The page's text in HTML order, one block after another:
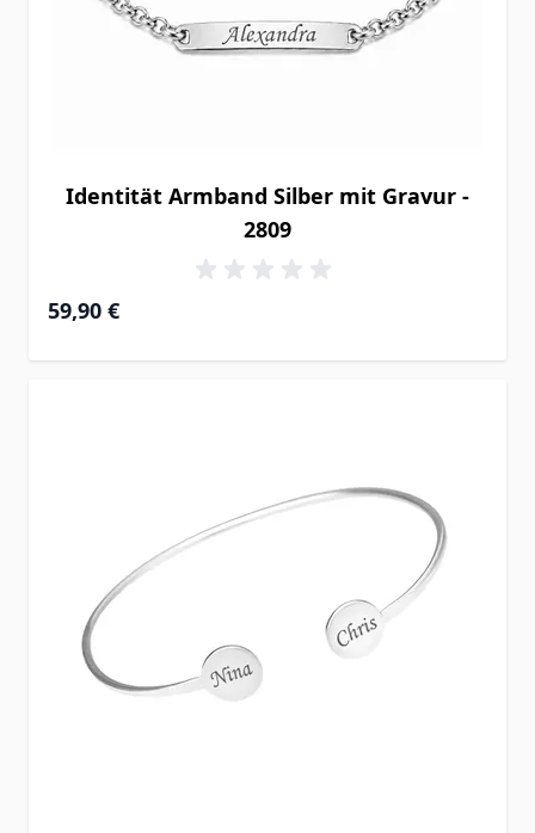
Identität Armband Silber mit Gravur -
2809
59,90 €